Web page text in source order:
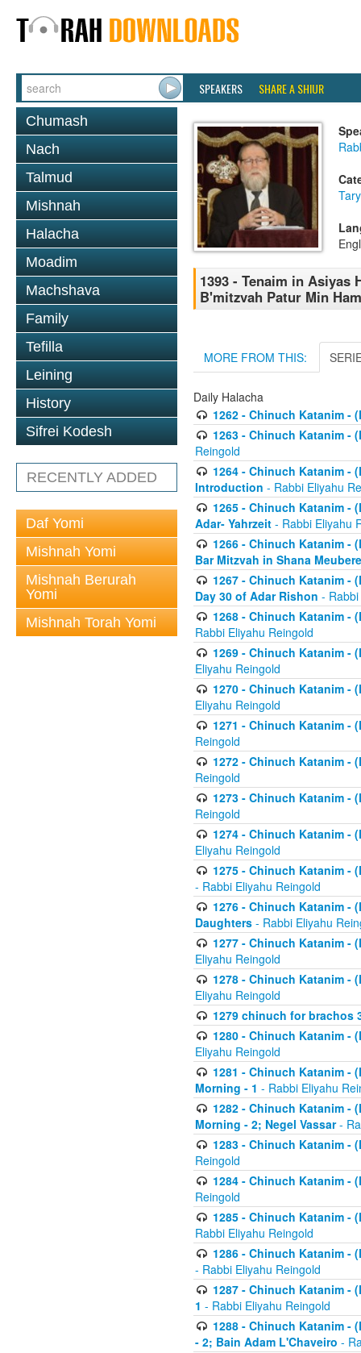
SPEAKERS SHARE A SHIUR
Chumash
Nach
Talmud
Mishnah
Halacha
Moadim
Machshava
Family
Tefilla
Leining
History
Sifrei Kodesh
RECENTLY ADDED
Daf Yomi
Mishnah Yomi
Mishnah Berurah
Yomi
Mishnah Torah Yomi
1393 - Tenaim in Asiyas
B'mitzvah Patur Min
MORE FROM THIS:
Daily Halacha
1262 - Chinuch Katanim -
1263 - Chinuch Katanim -
Reingold
1264 - Chinuch Katanim -
Introduction - Rabbi Eliyahu
1265 - Chinuch Katanim -
Adar- Yahrzeit - Rabbi Eliyahu
1266 - Chinuch Katanim -
Bar Mitzvah in Shana
1267 - Chinuch Katanim -
Day 30 of Adar Rishon -
1268 - Chinuch Katanim -
Rabbi Eliyahu Reingold
1269 - Chinuch Katanim -
Eliyahu Reingold
1270 - Chinuch Katanim -
Eliyahu Reingold
1271 - Chinuch Katanim -
Reingold
1272 - Chinuch Katanim -
Reingold
1273 - Chinuch Katanim -
Reingold
1274 - Chinuch Katanim -
Eliyahu Reingold
1275 - Chinuch Katanim -
- Rabbi Eliyahu Reingold
1276 - Chinuch Katanim -
Daughters - Rabbi Eliyahu
1277 - Chinuch Katanim -
Eliyahu Reingold
1278 - Chinuch Katanim -
Eliyahu Reingold
1279 chinuch for brachos
1280 - Chinuch Katanim -
Eliyahu Reingold
1281 - Chinuch Katanim -
Morning - 1 - Rabbi Eliyahu
1282 - Chinuch Katanim -
Morning - 2; Negel Vassar-
1283 - Chinuch Katanim -
Reingold
1284 - Chinuch Katanim -
Reingold
1285 - Chinuch Katanim -
Rabbi Eliyahu Reingold
1286 - Chinuch Katanim -
- Rabbi Eliyahu Reingold
1287 - Chinuch Katanim -
1 - Rabbi Eliyahu Reingold
1288 - Chinuch Katanim -
- 2; Bain Adam L'Chaveiro -